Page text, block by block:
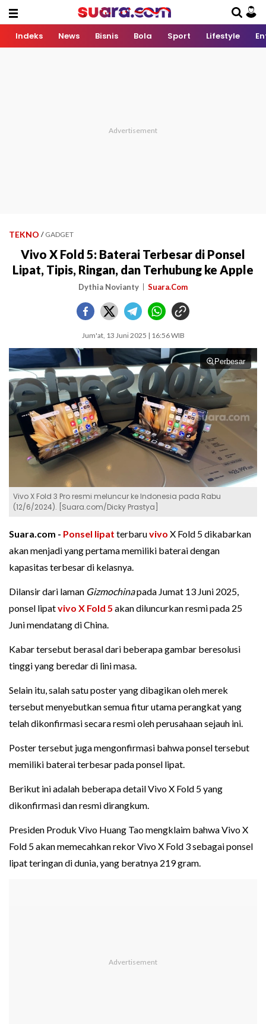
Indeks News Bisnis Bola Sport Lifestyle
TEKNO / GADGET
Vivo X Fold 5: Baterai Terbesar di Ponsel
Lipat, Tipis, Ringan, dan Terhubung ke Apple
Dythia Novianty Suara.Com
Jum'at, 13 Juni 2025 | 16:56 WIB
Perbesar
Vivo X Fold 3 Pro resmi meluncur ke Indonesia pada Rabu
(12/6/2024). [Suara.com/Dicky Prastya]
Suara.com - Ponsel lipat terbaruvivo X Fold 5 dikabarkan
akan menjadi yang pertama memiliki baterai dengan
kapasitas terbesar di kelasnya.
Dilansir dari laman Gizmochinapada Jumat 13 Juni 2025,
ponsel lipatvivo X Fold 5 akan diluncurkan resmi pada 25
Juni mendatang di China.
Kabar tersebut berasal dari beberapa gambar beresolusi
tinggi yang beredar di lini masa.
Selain itu, salah satu poster yang dibagikan oleh merek
tersebut menyebutkan semua fitur utama perangkat yang
telah dikonfirmasi secara resmi oleh perusahaan sejauh ini.
Poster tersebut juga mengonfirmasi bahwa ponsel tersebut
memiliki baterai terbesar pada ponsel lipat.
Berikut ini adalah beberapa detail Vivo X Fold 5 yang
dikonfirmasi dan resmi dirangkum.
Presiden Produk Vivo Huang Tao mengklaim bahwa Vivo X
Fold 5 akan memecahkan rekor Vivo X Fold 3 sebagai ponsel
lipat teringan di dunia, yang beratnya 219 gram.